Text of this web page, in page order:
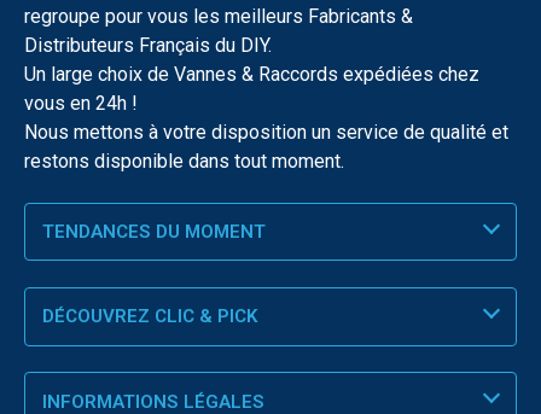
regroupe pour vous les meilleurs Fabricants &
Distributeurs Français du DIY.
Un large choix de Vannes & Raccords expédiées chez
vous en 24h !
Nous mettons à votre disposition un service de qualité et
restons disponible dans tout moment.
TENDANCES DU MOMENT
DÉCOUVREZ CLIC & PICK
INFORMATIONS LÉGALES